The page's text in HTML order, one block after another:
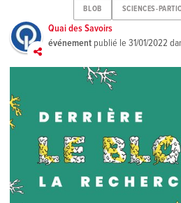
BLOB SCIENCES-
Quai des Savoirs
événement publié le31/01/2022